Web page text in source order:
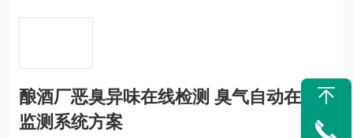
酿酒厂恶臭异味在线检测 臭气自动在线
监测系统方案